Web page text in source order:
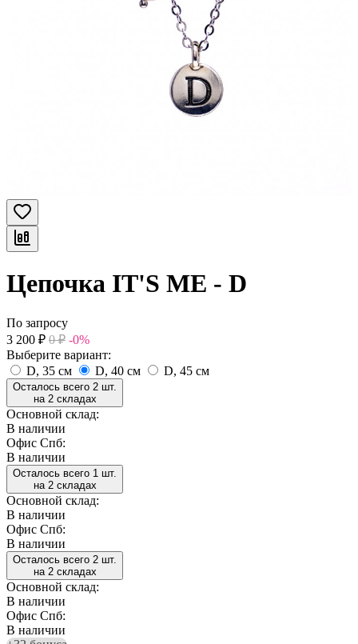
Цепочка IT'S ME - D
По запросу
3 200 ₽ 0 ₽ -0%
Выберите вариант:
D, 35 см
D, 40 см D, 45 см
Осталось всего 2 шт.
на 2 складах
Основной склад:
В наличии
Офис Спб:
В наличии
Осталось всего 1 шт.
на 2 складах
Основной склад:
В наличии
Офис Спб:
В наличии
Осталось всего 2 шт.
на 2 складах
Основной склад:
В наличии
Офис Спб:
В наличии